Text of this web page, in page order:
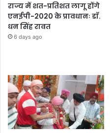
राज्य में शत-प्रतिशत लागू होंगे
एनईपी-2020 के प्रावधानः डाॅ.
धन सिंह रावत
6 days ago